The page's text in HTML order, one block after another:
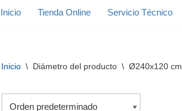
Inicio Tienda Online Servicio Técnico
Inicio \ Diámetro del producto \ Ø240x120 cm